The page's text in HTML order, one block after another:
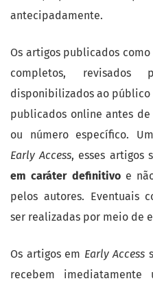
antecipadamente.
Os artigos publicados como
completos,
disponibilizados ao público
publicados online antes
ou número específico.
Early Access, esses artigos
em caráter definitivoe
pelos autores. Eventuais
ser realizadas por meio de
Os artigos em Early Access
recebem